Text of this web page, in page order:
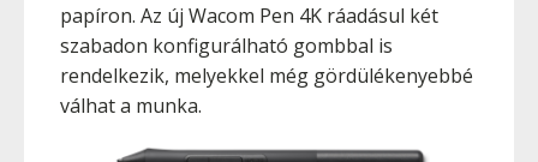
papíron. Az új Wacom Pen 4K ráadásul két
szabadon konfigurálható gombbal is
rendelkezik, melyekkel még gördülékenyebbé
válhat a munka.